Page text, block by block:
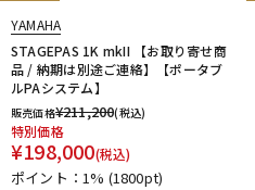
YAMAHA
STAGEPAS 1K mkII 【お取り寄せ商
品 / 納期は別途ご連絡】【ポータブ
ルPAシステム】
販売価格¥211,200(税込)
特別価格
¥198,000(税込)
ポイント：1% (1800pt)